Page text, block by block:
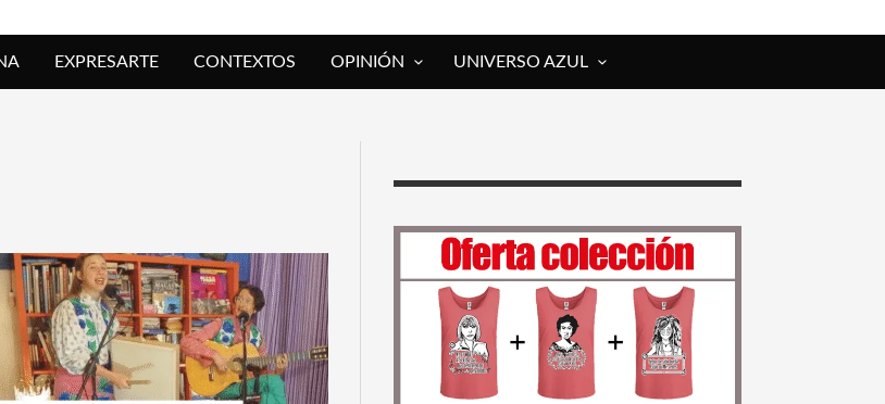
EXPRESARTE CONTEXTOS OPINIÓN UNIVERSO AZUL